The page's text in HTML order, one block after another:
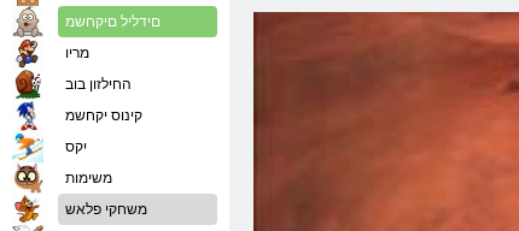
םידליל םיקחשמ
מריו
החילזון בוב
קינוס יקחשמ
יִקס
משימות
משחקי פלאש